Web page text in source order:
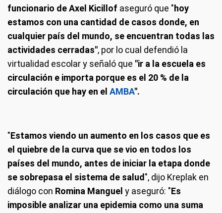
funcionario de Axel Kicillof aseguró que "hoy
estamos con una cantidad de casos donde, en
cualquier país del mundo, se encuentran todas las
actividades cerradas", por lo cual defendió la
virtualidad escolar y señaló que "ir a la escuela es
circulación e importa porque es el 20 % de la
circulación que hay en el AMBA".
"Estamos viendo un aumento en los casos que es
el quiebre de la curva que se vio en todos los
países del mundo, antes de iniciar la etapa donde
se sobrepasa el sistema de salud ", dijo Kreplak en
diálogo con Romina Manguel y aseguró: "Es
imposible analizar una epidemia como una suma